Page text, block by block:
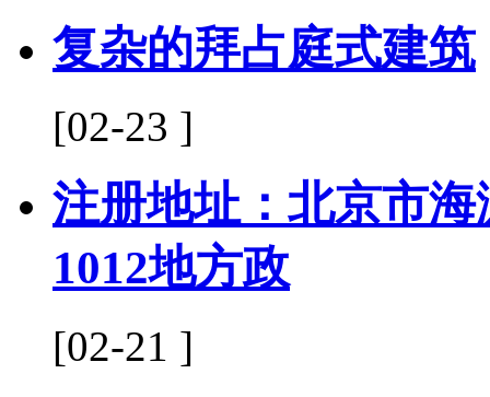
复杂的拜占庭式建筑
[02-23 ]
注册地址：北京市
1012地方政
[02-21 ]